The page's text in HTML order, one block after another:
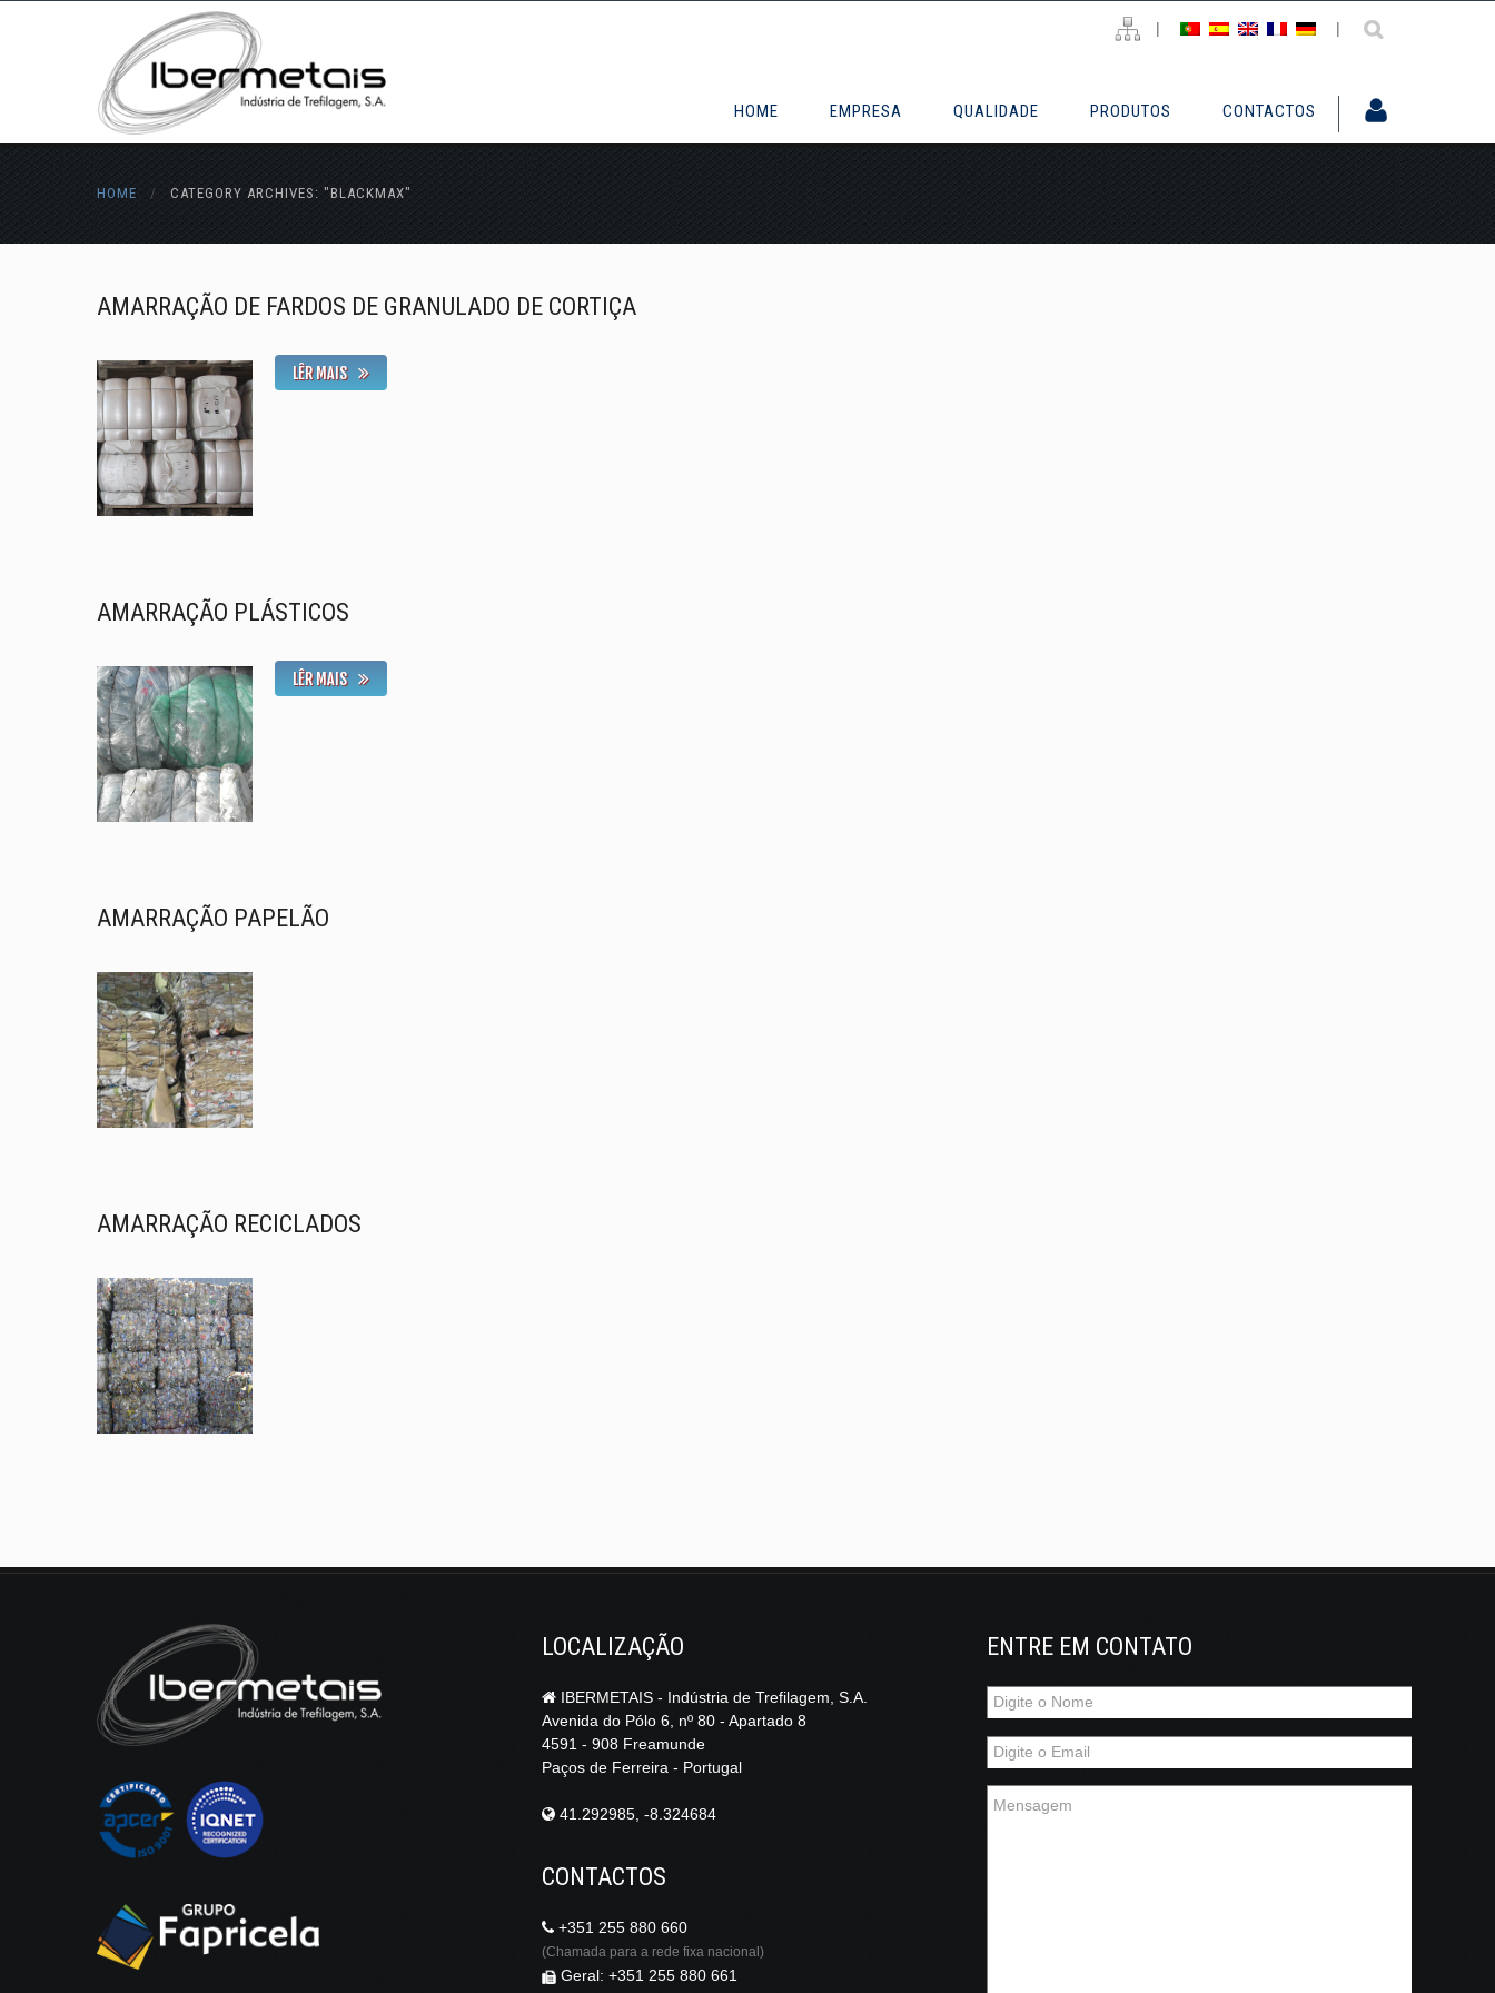
| |
HOME EMPRESA QUALIDADE PRODUTOS CONTACTOS
HOME / CATEGORY ARCHIVES: "BLACKMAX"
AMARRAÇÃO DE FARDOS DE GRANULADO DE CORTIÇA
LÊR MAIS
AMARRAÇÃO PLÁSTICOS
LÊR MAIS
AMARRAÇÃO PAPELÃO
AMARRAÇÃO RECICLADOS
LOCALIZAÇÃO
IBERMETAIS - Indústria de Trefilagem, S.A.
Avenida do Pólo 6, nº 80 - Apartado 8
4591 - 908 Freamunde
Paços de Ferreira - Portugal
41.292985, -8.324684
CONTACTOS
+351 255 880 660
(Chamada para a rede fixa nacional)
Geral: +351 255 880 661
ENTRE EM CONTATO